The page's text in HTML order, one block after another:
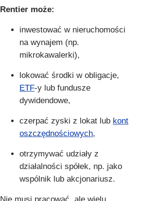
Rentier może:
inwestować w nieruchomości
na wynajem (np.
mikrokawalerki),
lokować środki w obligacje,
ETF-y lub fundusze
dywidendowe,
czerpać zyski z lokat lub kont
oszczędnościowych,
otrzymywać udziały z
działalności spółek, np. jako
wspólnik lub akcjonariusz.